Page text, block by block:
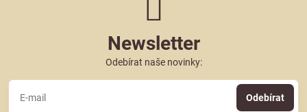
Newsletter
Odebírat naše novinky:
Odebírat